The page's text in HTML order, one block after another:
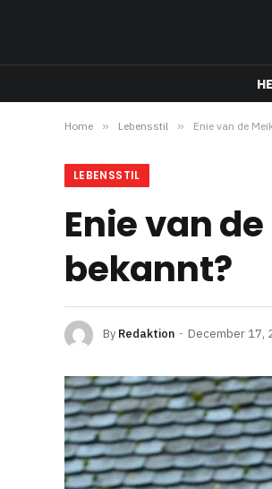
Home » Lebensstil » Enie van de
LEBENSSTIL
Enie van
bekannt?
By Redaktion December 17,